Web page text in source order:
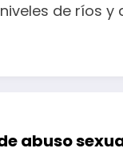
de ríos y
abuso